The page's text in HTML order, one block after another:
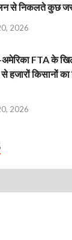
से निकलते कुछ
2026
अमेरिका FTA के
से हजारों किसानों का
2026